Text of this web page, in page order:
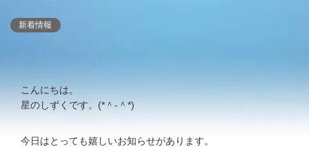
新着情報
こんにちは。
星のしずくです。(*＾-＾*)
今日はとっても嬉しいお知らせがあります。